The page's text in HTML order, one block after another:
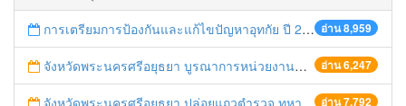
อ่าน 8,959
การเตรียมการป้องกันและแก้ไขปัญหาอุทกัย ปี 2561
อ่าน 6,247
จังหวัดพระนครศรีอยุธยา บูรณาการหน่วยงานที่เกี่ยวข้อง ลงพื้นที่จัดระเบียบและดำเนินมาตรการตามบทลงโทษสูงสุดกับผู้ประกอบการร้านค้าที่ยังฝ่าฝืนตั้งร้านค้ารุกล้ำเขตพื้นที่ทางหลวง เตรียมความปลอดภัยก่อนเทศกาลสงกรานต์
อ่าน 7,792